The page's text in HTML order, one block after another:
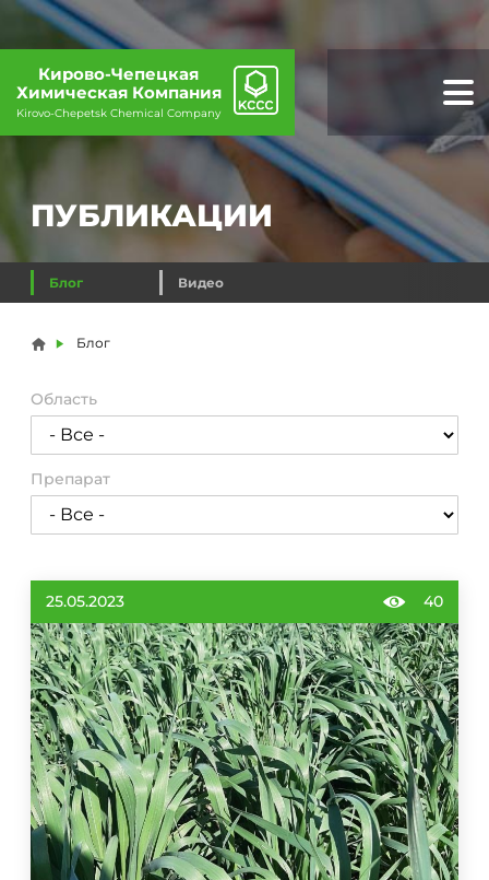
Кирово-Чепецкая
Химическая Компания
Kirovo-Chepetsk Chemical Company
ПУБЛИКАЦИИ
Блог Видео
Вы здесь
Блог
Область
Препарат
25.05.2023 40